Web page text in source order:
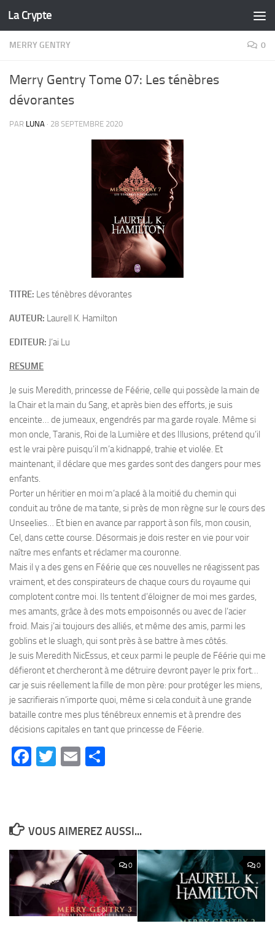
Skip to content
La Crypte
MERRY GENTRY 0
Merry Gentry Tome 07: Les ténèbres
dévorantes
PAR LUNA · 28 SEPTEMBRE 2020
TITRE: Les ténèbres dévorantes
AUTEUR: Laurell K. Hamilton
EDITEUR: J’ai Lu
RESUME
Je suis Meredith, princesse de Féérie, celle qui possède la main de
la Chair et la main du Sang, et après bien des efforts, je suis
enceinte… de jumeaux, engendrés par ma garde royale. Même si
mon oncle, Taranis, Roi de la Lumière et des Illusions, prétend qu’il
est le vrai père puisqu’il m’a kidnappé, trahie et violée. Et
maintenant, il déclare que mes gardes sont des dangers pour mes
enfants.
Porter un héritier en moi m’a placé à la moitié du chemin qui
conduit au trône de ma tante, si près de mon règne sur le cours des
Unseelies… Et bien en avance par rapport à son fils, mon cousin,
Cel, dans cette course. Désormais je dois rester en vie pour voir
naître mes enfants et réclamer ma couronne.
Mais il y a des gens en Féérie que ces nouvelles ne réagissent pas
vraiment, et des conspirateurs de chaque cours du royaume qui
complotent contre moi. Ils tentent d’éloigner de moi mes gardes,
mes amants, grâce à des mots empoisonnés ou avec de l’acier
froid. Mais j’ai toujours des alliés, et même des amis, parmi les
goblins et le sluagh, qui sont près à se battre à mes côtés.
Je suis Meredith NicEssus, et ceux parmi le peuple de Féérie qui me
défieront et chercheront à me détruire devront payer le prix fort…
car je suis réellement la fille de mon père: pour protéger les miens,
je sacrifierais n’importe quoi, même si cela conduit à une grande
bataille contre mes plus ténébreux ennemis et à prendre des
décisions capitales en tant que princesse de Féerie.
Facebook
Twitter
Email
VOUS AIMEREZ AUSSI...
0 0